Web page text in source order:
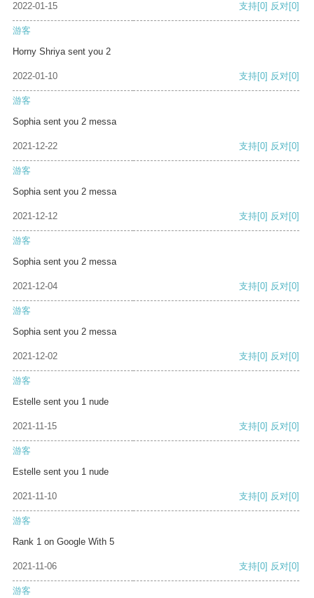
2022-01-15 支持[0] 反对[0]
游客
Horny Shriya sent you 2
2022-01-10 支持[0] 反对[0]
游客
Sophia sent you 2 messa
2021-12-22 支持[0] 反对[0]
游客
Sophia sent you 2 messa
2021-12-12 支持[0] 反对[0]
游客
Sophia sent you 2 messa
2021-12-04 支持[0] 反对[0]
游客
Sophia sent you 2 messa
2021-12-02 支持[0] 反对[0]
游客
Estelle sent you 1 nude
2021-11-15 支持[0] 反对[0]
游客
Estelle sent you 1 nude
2021-11-10 支持[0] 反对[0]
游客
Rank 1 on Google With 5
2021-11-06 支持[0] 反对[0]
游客